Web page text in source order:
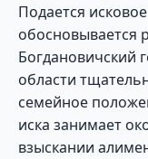
Подается
обосновывается
Богдановичский
области
семейное
иска занимает
взыскании